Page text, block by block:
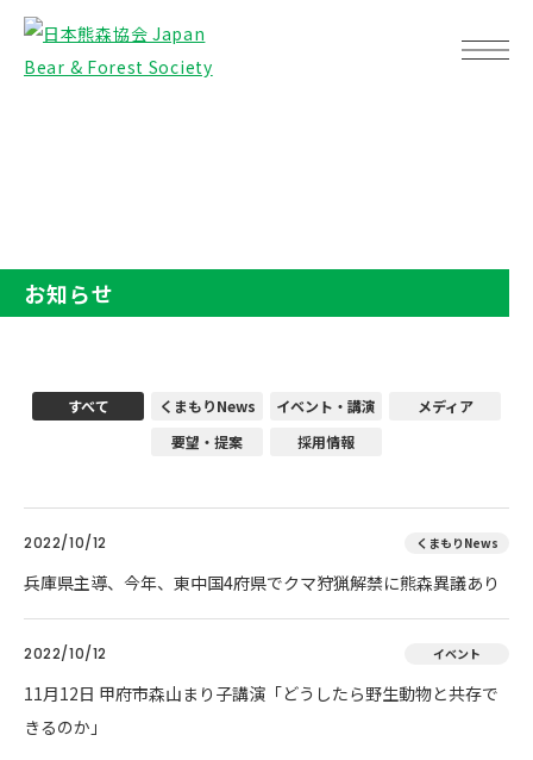
お知らせ
すべて くまもりNews イベント・講演
メディア
要望・提案
採用情報
2022/10/12 くまもりNews
兵庫県主導、今年、東中国4府県でクマ狩猟解禁に熊森異議あり
2022/10/12 イベント
11月12日 甲府市森山まり子講演「どうしたら野生動物と共存で
きるのか」